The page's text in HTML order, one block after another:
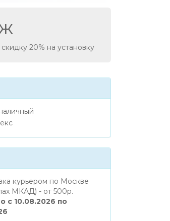
20% на установку
курьером по Москве
МКАД) - от 500р.
с 10.08.2026 по